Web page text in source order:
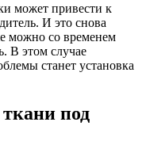
может привести к
И это снова
можно со временем
В этом случае
станет установка
под